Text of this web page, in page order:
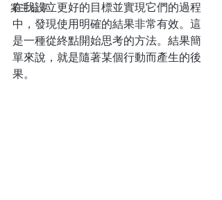
案主分享
在我設立更好的目標並實現它們的過程
中，發現使用明確的結果非常有效。這
是一種從終點開始思考的方法。結果簡
單來說，就是隨著某個行動而產生的後
果。